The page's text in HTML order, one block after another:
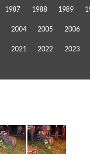
1987 1988 1989
2004 2005 2006
2021 2022 2023